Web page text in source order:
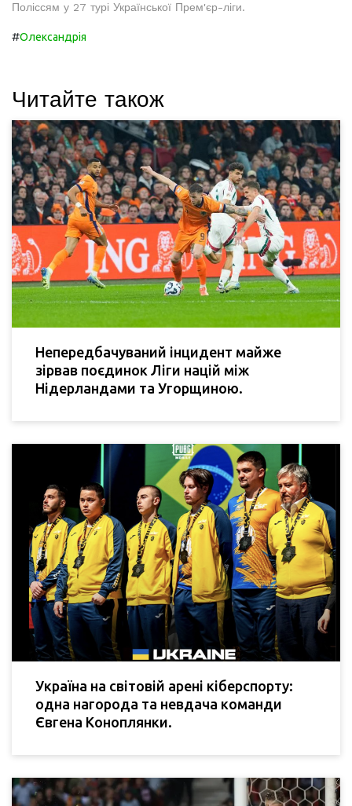
Поліссям у 27 турі Української Прем'єр-ліги.
#Олександрія
Читайте також
Непередбачуваний інцидент майже
зірвав поєдинок Ліги націй між
Нідерландами та Угорщиною.
Україна на світовій арені кіберспорту:
одна нагорода та невдача команди
Євгена Коноплянки.